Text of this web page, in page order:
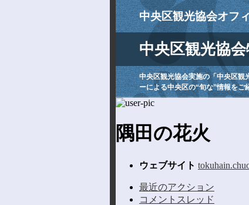
中央区観光協会オフ
中央区観光協
中央区観光協会実施の「中央区観
ーによる中央区の“旬な”情報をご
隅田の花火
ウェブサイト
最近のアクション
コメントスレッド